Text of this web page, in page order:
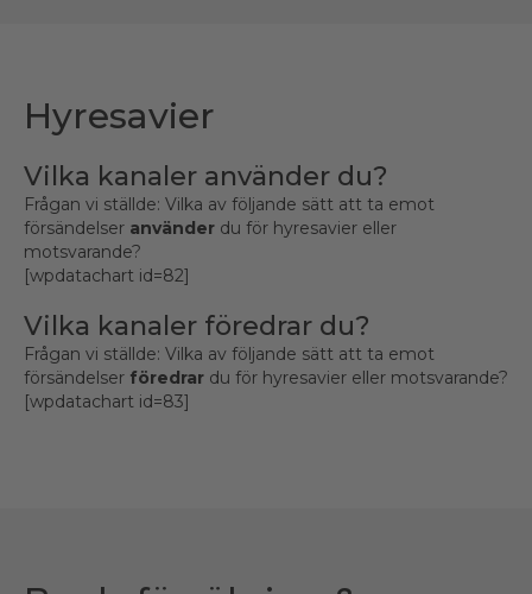
Hyresavier
Vilka kanaler använder du?
Frågan vi ställde: Vilka av följande sätt att ta emot
försändelser använder du för hyresavier eller
motsvarande?
[wpdatachart id=82]
Vilka kanaler föredrar du?
Frågan vi ställde: Vilka av följande sätt att ta emot
försändelser föredrar du för hyresavier eller motsvarande?
[wpdatachart id=83]